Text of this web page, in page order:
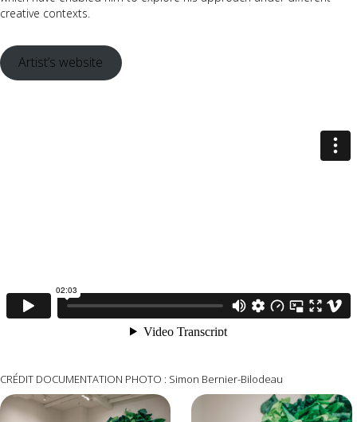
creative contexts.
Artist’s website
CRÉDIT DOCUMENTATION PHOTO : Simon Bernier-Bilodeau